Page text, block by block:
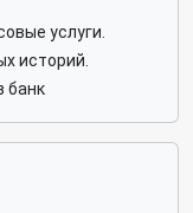
услуги.
историй.
банк